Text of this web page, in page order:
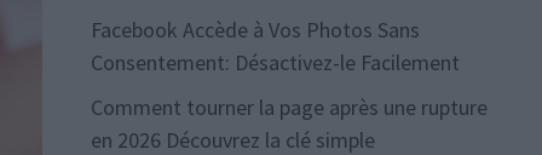
Facebook Accède à Vos Photos Sans
Consentement: Désactivez-le Facilement
Comment tourner la page après une rupture
en 2026 Découvrez la clé simple